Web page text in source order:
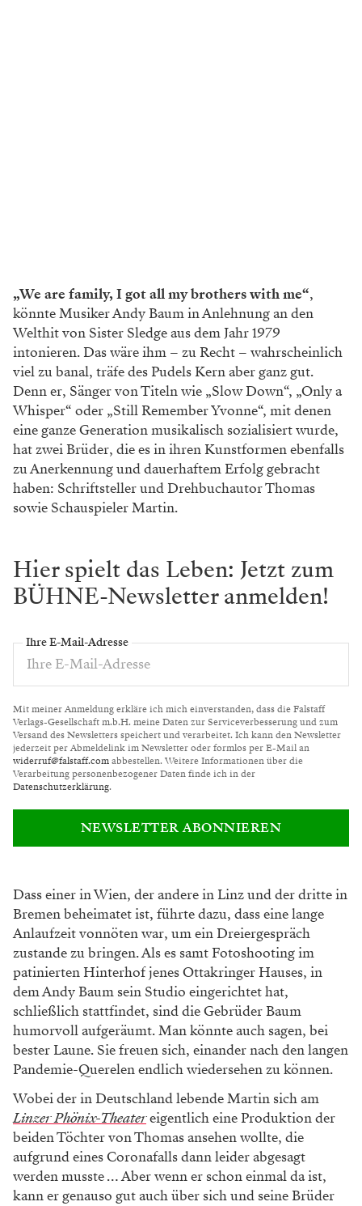
„We are family, I got all my brothers with me“,
könnte Musiker Andy Baum in Anlehnung an den
Welthit von Sister Sledge aus dem Jahr 1979
intonieren. Das wäre ihm – zu Recht – wahrscheinlich
viel zu banal, träfe des Pudels Kern aber ganz gut.
Denn er, Sänger von Titeln wie „Slow Down“, „Only a
Whisper“ oder „Still Remember Yvonne“, mit denen
eine ganze Generation musikalisch sozialisiert wurde,
hat zwei Brüder, die es in ihren Kunstformen ebenfalls
zu Anerkennung und dauerhaftem Erfolg gebracht
haben: Schriftsteller und Drehbuchautor Thomas
sowie Schauspieler Martin.
Hier spielt das Leben: Jetzt zum
BÜHNE-Newsletter anmelden!
Ihre E-Mail-Adresse
Mit meiner Anmeldung erkläre ich mich einverstanden, dass die Falstaff
Verlags-Gesellschaft m.b.H. meine Daten zur Serviceverbesserung und zum
Versand des Newsletters speichert und verarbeitet. Ich kann den Newsletter
jederzeit per Abmeldelink im Newsletter oder formlos per E-Mail an
widerruf@falstaff.comabbestellen. Weitere Informationen über die
Verarbeitung personenbezogener Daten finde ich in der
Datenschutzerklärung.
NEWSLETTER ABONNIEREN
Dass einer in Wien, der andere in Linz und der dritte in
Bremen beheimatet ist, führte dazu, dass eine lange
Anlaufzeit vonnöten war, um ein Dreiergespräch
zustande zu bringen. Als es samt Fotoshooting im
patinierten Hinterhof jenes Ottakringer Hauses, in
dem Andy Baum sein Studio eingerichtet hat,
schließlich stattfindet, sind die Gebrüder Baum
humorvoll aufgeräumt. Man könnte auch sagen, bei
bester Laune. Sie freuen sich, einander nach den langen
Pandemie-Querelen endlich wiedersehen zu können.
Wobei der in Deutschland lebende Martin sich am
Linzer Phönix-Theatereigentlich eine Produktion der
beiden Töchter von Thomas ansehen wollte, die
aufgrund eines Coronafalls dann leider abgesagt
werden musste … Aber wenn er schon einmal da ist,
kann er genauso gut auch über sich und seine Brüder